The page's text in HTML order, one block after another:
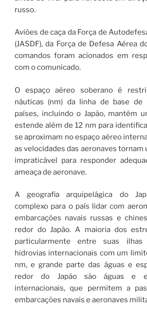
russo.
Aviões de caça da Força de
(JASDF), da Força de Defesa Aérea
comandos foram acionados em
com o comunicado.
O espaço aéreo soberano é
náuticas (nm) da linha de base de
países, incluindo o Japão, mantêm
estende além de 12 nm para
se aproximam no espaço aéreo
as velocidades das aeronaves tornam
impraticável para responder
ameaça de aeronave.
A geografia arquipelágica do
complexo para o país lidar com
embarcações navais russas e
redor do Japão. A maioria dos
particularmente entre suas ilhas
hidrovias internacionais com um
nm, e grande parte das águas e
redor do Japão são águas e
internacionais, que permitem a
embarcações navais e aeronaves